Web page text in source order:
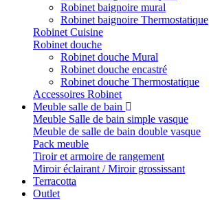
Robinet baignoire mural
Robinet baignoire Thermostatique
Robinet Cuisine
Robinet douche
Robinet douche Mural
Robinet douche encastré
Robinet douche Thermostatique
Accessoires Robinet
Meuble salle de bain
Meuble Salle de bain simple vasque
Meuble de salle de bain double vasque
Pack meuble
Tiroir et armoire de rangement
Miroir éclairant / Miroir grossissant
Terracotta
Outlet